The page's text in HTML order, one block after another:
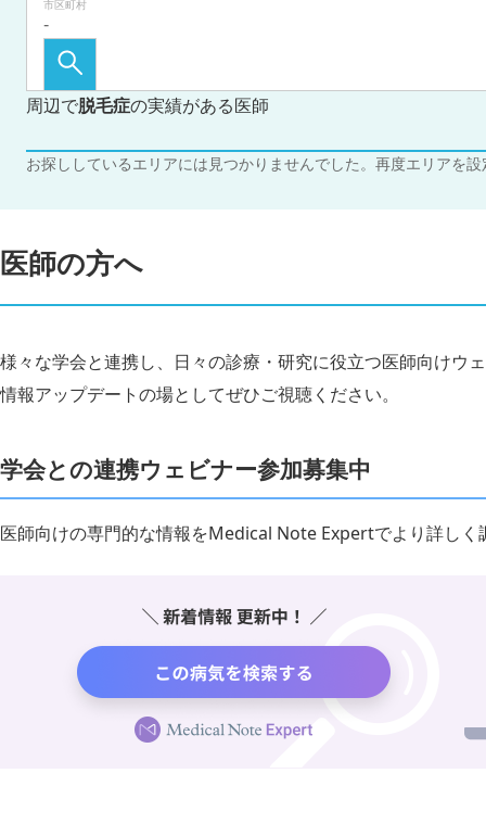
市区町村
周辺で脱毛症の実績がある医師
お探ししているエリアには見つかりませんでした。再度エリアを
医師の方へ
様々な学会と連携し、日々の診療・研究に役立つ医師向けウ
情報アップデートの場としてぜひご視聴ください。
学会との連携ウェビナー参加募集中
医師向けの専門的な情報をMedical Note Expertでより詳しく